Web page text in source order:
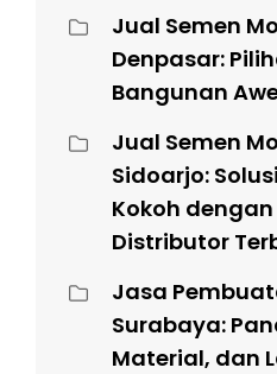
Jual Semen
Denpasar:
Bangunan
Jual Semen
Sidoarjo:
Kokoh
Distributor
Jasa
Surabaya:
Material, dan